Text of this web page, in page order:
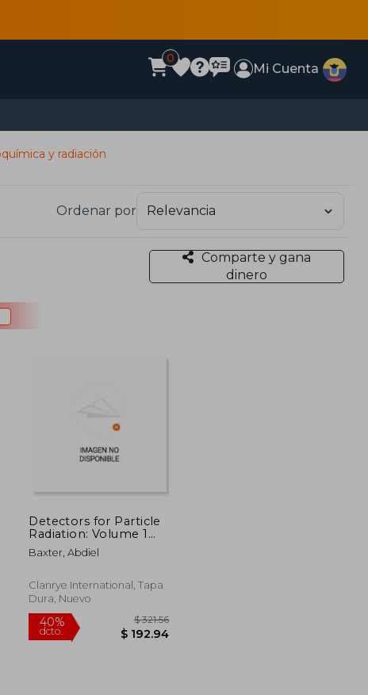
0
Mi Cuenta
y radiación
Ordenar por
Comparte y gana
dinero
Detectors for Particle
Radiation: Volume 1
(Particle Physics
Essentials) (en Inglés)
Baxter, Abdiel
Clanrye International, Tapa
Dura, Nuevo